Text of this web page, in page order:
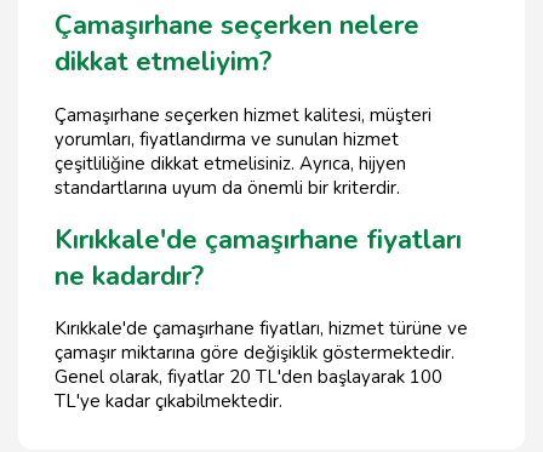
Çamaşırhane seçerken nelere
dikkat etmeliyim?
Çamaşırhane seçerken hizmet kalitesi, müşteri
yorumları, fiyatlandırma ve sunulan hizmet
çeşitliliğine dikkat etmelisiniz. Ayrıca, hijyen
standartlarına uyum da önemli bir kriterdir.
Kırıkkale'de çamaşırhane fiyatları
ne kadardır?
Kırıkkale'de çamaşırhane fiyatları, hizmet türüne ve
çamaşır miktarına göre değişiklik göstermektedir.
Genel olarak, fiyatlar 20 TL'den başlayarak 100
TL'ye kadar çıkabilmektedir.